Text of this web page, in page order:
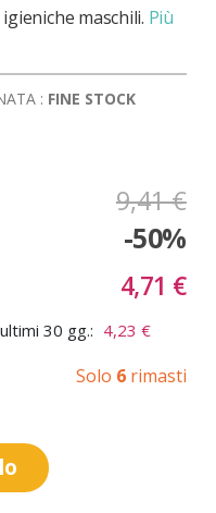
maschili. Più
: FINE STOCK
9,41 €
-50%
4,71 €
30 gg.: 4,23 €
Solo 6 rimasti